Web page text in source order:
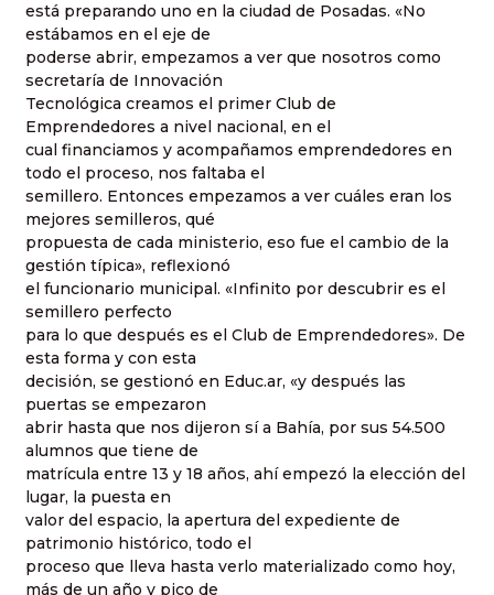
está preparando uno en la ciudad de Posadas. «No
estábamos en el eje de
poderse abrir, empezamos a ver que nosotros como
secretaría de Innovación
Tecnológica creamos el primer Club de
Emprendedores a nivel nacional, en el
cual financiamos y acompañamos emprendedores en
todo el proceso, nos faltaba el
semillero. Entonces empezamos a ver cuáles eran los
mejores semilleros, qué
propuesta de cada ministerio, eso fue el cambio de la
gestión típica», reflexionó
el funcionario municipal. «Infinito por descubrir es el
semillero perfecto
para lo que después es el Club de Emprendedores». De
esta forma y con esta
decisión, se gestionó en Educ.ar, «y después las
puertas se empezaron
abrir hasta que nos dijeron sí a Bahía, por sus 54.500
alumnos que tiene de
matrícula entre 13 y 18 años, ahí empezó la elección del
lugar, la puesta en
valor del espacio, la apertura del expediente de
patrimonio histórico, todo el
proceso que lleva hasta verlo materializado como hoy,
más de un año y pico de